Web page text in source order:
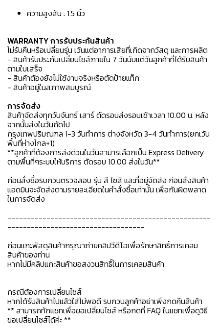
ความสูงส้น : 1.5 นิ้ว
WARRANTY การรับประกันสินค้า
ไม่รับคืนหรือเปลี่ยนรุ่น เว้นแต่อาการเสียที่เกิดจากวัสดุ และการผลิต
- สินค้ารับประกันเปลี่ยนไซส์ภายใน 7 วันนับแต่วันลูกค้าที่ได้รับสินค้า
ตามใบเสร็จ
- สินค้าต้องยังไม่ใช้งานจริงหรือตัดป้ายแท็ก
- สินค้าอยู่ในสภาพสมบูรณ์
การจัดส่ง
สินค้าจัดส่งทุกวันจันทร์ เสาร์ ตัดรอบส่งรอบเช้าเวลา 10.00 น. หลัง
จากนั้นส่งในวันถัดไป
กรุงเทพปริมณฑล 1-3 วันทำการ ต่างจังหวัด 3-4 วันทำการ(ยกเว้น
พื้นที่ห่างไกล+1)
**ลูกค้าที่ต้องการส่งด่วนในวันสามารเลือกเป็น Express Delivery
ตามพื้นที่ๆระบบให้บริการ ตัดรอบ 10.00 ส่งในวัน**
ก่อนสั่งซื้อรบกวนตรวจสอบ รุ่น สี ไซส์ และที่อยู่จัดส่ง ก่อนสั่งสินค้า
แอดมินจะจัดส่งตามรายละเอียดในคำสั่งซื้อเท่านั้น เพื่อกันผิดพลาด
ในการจัดส่ง
----------------------------------------------------
-----------------------------------
ก่อนแกะพัสดุสินค้ากรุณาถ่ายคลิปวีดีโอเพื่อรักษาสิทธิ์การเคลม
สินค้าของท่าน
หากไม่มีคลิปแกะสินค้าขอสงวนสิทธิ์ในการเคลมสินค้า
กรณีต้องการเปลี่ยนไซส์
หากได้รับสินค้าไปแล้วใส่ไม่พอดี รบกวนลูกค้าอย่าเพิ่งกดคืนสืนค้า
** สามารถทักแชทเพื่อขอเปลี่ยนไซส์ หรือกดที่ FAQ ในแชทเพื่อดูวิธี
ขอเปลี่ยนไซส์ได้ค่ะ **